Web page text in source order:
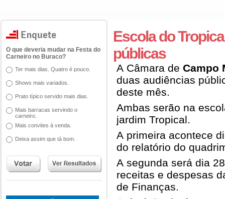
O que deveria mudar na Festa do
Carneiro no Buraco?
Ter mais dias. Quatro é pouco.
Shows mais variados.
Prato típico servido mais dias.
Mais barracas servindo o
carneiro.
Mais convites à venda.
Deixa assim que tá bom.
Escola do
públicas
A Câmara de Campo
duas audiências
deste mês.
Ambas serão na
jardim Tropical.
A primeira acontece
do relatório do
A segunda será dia
receitas e despesas
de Finanças.